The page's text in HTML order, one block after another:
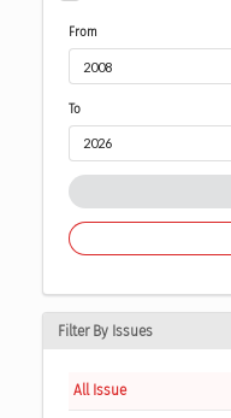
From
To
Filter By Issues
All Issue